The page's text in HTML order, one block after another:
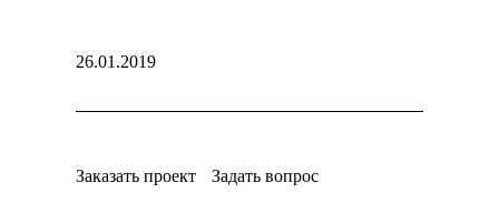
26.01.2019
Заказать проект Задать вопрос